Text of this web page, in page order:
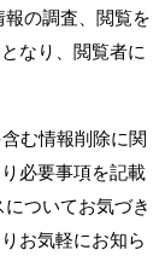
の調査、閲覧を
なり、閲覧者に
む情報削除に関
り必要事項を記載
ついてお気づき
りお気軽にお知ら